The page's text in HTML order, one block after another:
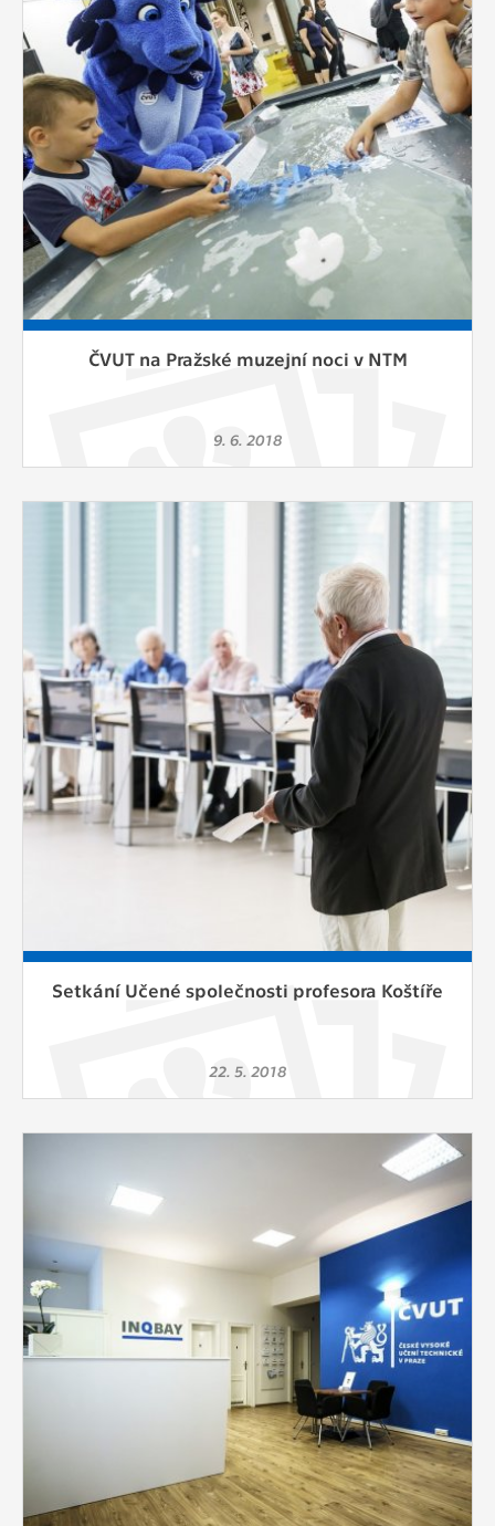
Cookies, které aplikace nedokáže zařadit.
Naším cílem je, aby tato kategorie
zůstala prázdná a všechny cookies byly
přiřazeny do některé z kategorií
uvedených výše.
ČVUT na Pražské muzejní noci v NTM
9. 6. 2018
Setkání Učené společnosti profesora Koštíře
22. 5. 2018